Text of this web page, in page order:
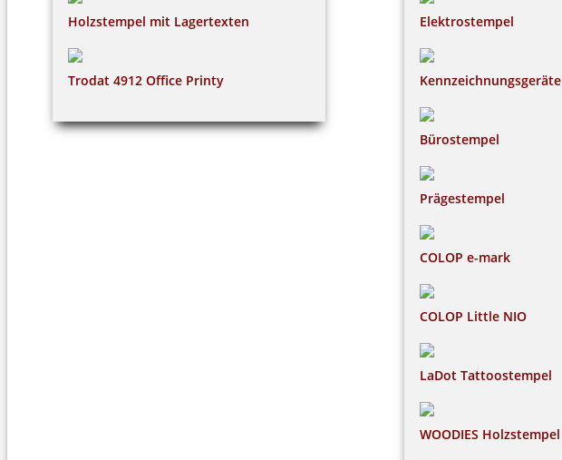
Holzstempel mit Lagertexten
Trodat 4912 Office Printy
Elektrostempel
Kennzeichnungsgeräte
Bürostempel
Prägestempel
COLOP e-mark
COLOP Little NIO
LaDot Tattoostempel
WOODIES Holzstempel